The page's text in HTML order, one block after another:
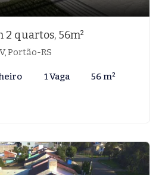
2 quartos, 56m²
Portão-RS
1 Vaga 56 m²